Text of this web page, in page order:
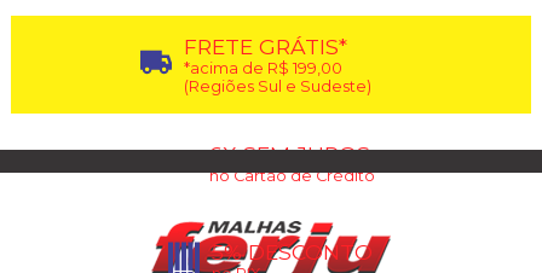
FRETE GRÁTIS*
*acima de R$ 199,00
(Regiões Sul e Sudeste)
6X SEM JUROS
no Cartão de Crédito
5% DESCONTO